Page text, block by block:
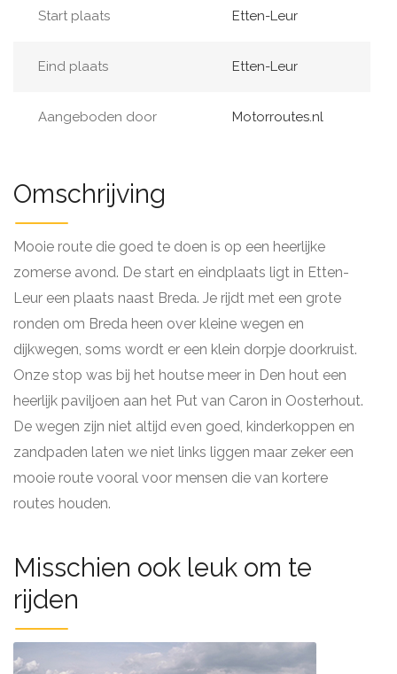
Start plaats Etten-Leur
Eind plaats Etten-Leur
Aangeboden door Motorroutes.nl
Omschrijving
Mooie route die goed te doen is op een heerlijke
zomerse avond. De start en eindplaats ligt in Etten-
Leur een plaats naast Breda. Je rijdt met een grote
ronden om Breda heen over kleine wegen en
dijkwegen, soms wordt er een klein dorpje doorkruist.
Onze stop was bij het houtse meer in Den hout een
heerlijk paviljoen aan het Put van Caron in Oosterhout.
De wegen zijn niet altijd even goed, kinderkoppen en
zandpaden laten we niet links liggen maar zeker een
mooie route vooral voor mensen die van kortere
routes houden.
Misschien ook leuk om te
rijden